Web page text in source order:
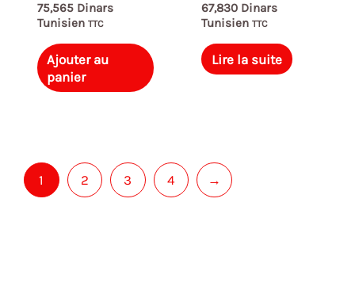
75,565 Dinars
Tunisien TTC
Ajouter au
panier
67,830 Dinars
Tunisien TTC
Lire la suite
1 2 3 4 →